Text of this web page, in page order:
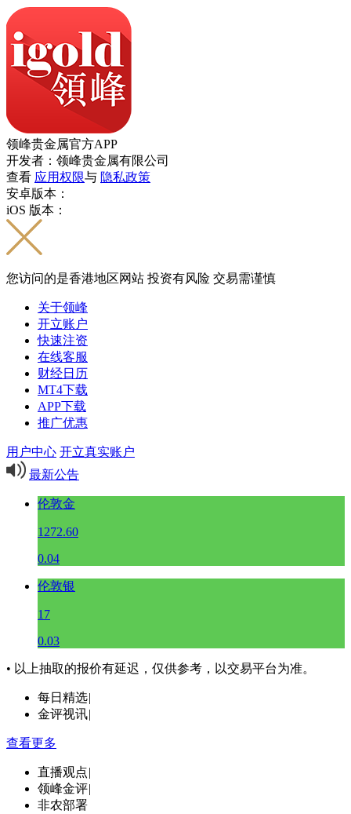
领峰贵金属官方APP
开发者：领峰贵金属有限公司
查看 应用权限与 隐私政策
安卓版本：
iOS 版本：
您访问的是香港地区网站 投资有风险 交易需谨慎
关于领峰
开立账户
快速注资
在线客服
财经日历
MT4下载
APP下载
推广优惠
用户中心 开立真实账户
最新公告
伦敦金
1272.60
0.04
伦敦银
17
0.03
• 以上抽取的报价有延迟，仅供参考，以交易平台为准。
每日精选|
金评视讯|
查看更多
直播观点|
领峰金评|
非农部署